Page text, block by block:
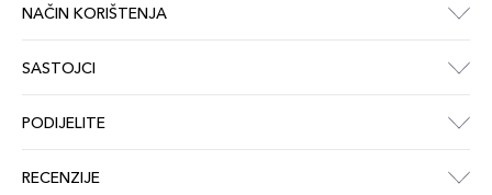
NAČIN KORIŠTENJA
SASTOJCI
PODIJELITE
RECENZIJE